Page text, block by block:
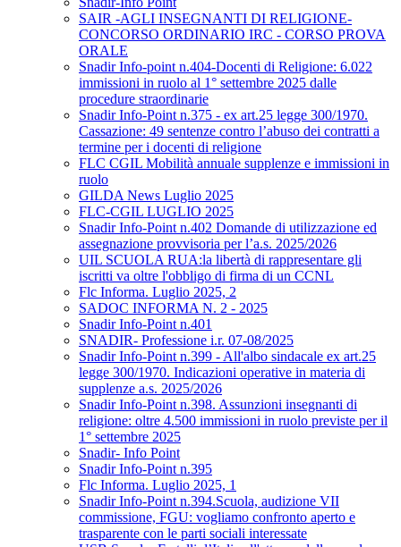
SAIR -AGLI INSEGNANTI DI RELIGIONE-
CONCORSO ORDINARIO IRC - CORSO PROVA
ORALE
Snadir Info-point n.404-Docenti di Religione: 6.022
immissioni in ruolo al 1° settembre 2025 dalle
procedure straordinarie
Snadir Info-Point n.375 - ex art.25 legge 300/1970.
Cassazione: 49 sentenze contro l’abuso dei contratti a
termine per i docenti di religione
FLC CGIL Mobilità annuale supplenze e immissioni in
ruolo
GILDA News Luglio 2025
FLC-CGIL LUGLIO 2025
Snadir Info-Point n.402 Domande di utilizzazione ed
assegnazione provvisoria per l’a.s. 2025/2026
UIL SCUOLA RUA:la libertà di rappresentare gli
iscritti va oltre l'obbligo di firma di un CCNL
Flc Informa. Luglio 2025, 2
SADOC INFORMA N. 2 - 2025
Snadir Info-Point n.401
SNADIR- Professione i.r. 07-08/2025
Snadir Info-Point n.399 - All'albo sindacale ex art.25
legge 300/1970. Indicazioni operative in materia di
supplenze a.s. 2025/2026
Snadir Info-Point n.398. Assunzioni insegnanti di
religione: oltre 4.500 immissioni in ruolo previste per il
1° settembre 2025
Snadir- Info Point
Snadir Info-Point n.395
Flc Informa. Luglio 2025, 1
Snadir Info-Point n.394.Scuola, audizione VII
commissione, FGU: vogliamo confronto aperto e
trasparente con le parti sociali interessate